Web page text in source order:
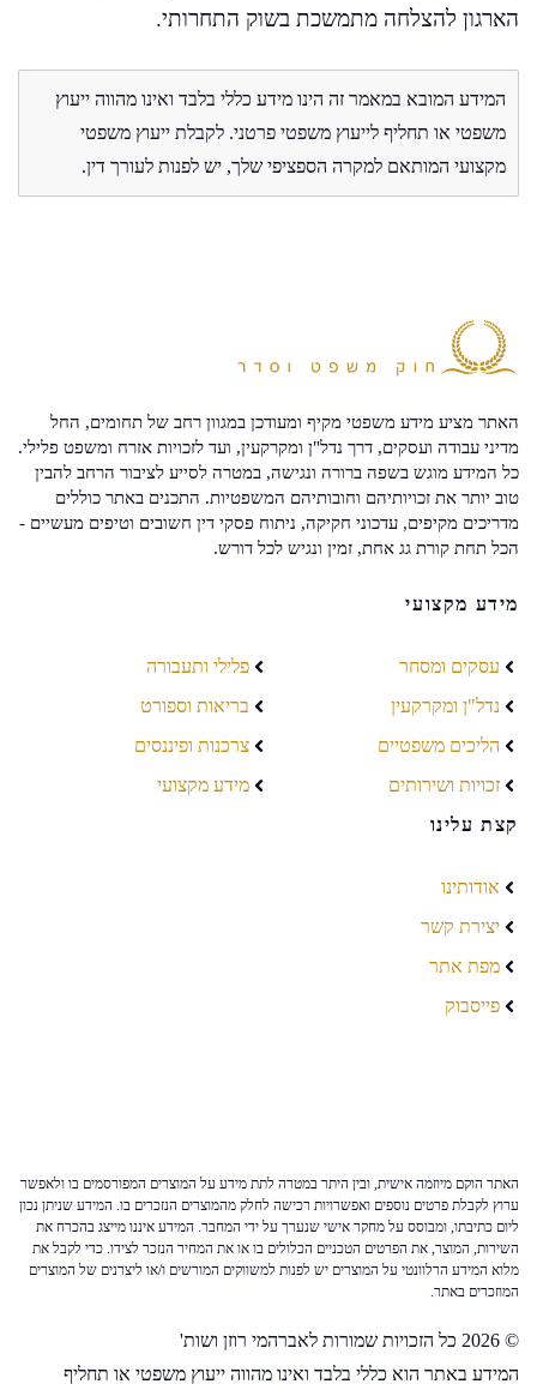
הארגון להצלחה מתמשכת בשוק התחרותי.
המידע המובא במאמר זה הינו מידע כללי בלבד ואינו מהווה ייעוץ
משפטי או תחליף לייעוץ משפטי פרטני. לקבלת ייעוץ משפטי
מקצועי המותאם למקרה הספציפי שלך, יש לפנות לעורך דין.
האתר מציע מידע משפטי מקיף ומעודכן במגוון רחב של תחומים, החל
מדיני עבודה ועסקים, דרך נדל"ן ומקרקעין, ועד לזכויות אזרח ומשפט פלילי.
כל המידע מוגש בשפה ברורה ונגישה, במטרה לסייע לציבור הרחב להבין
טוב יותר את זכויותיהם וחובותיהם המשפטיות. התכנים באתר כוללים
מדריכים מקיפים, עדכוני חקיקה, ניתוח פסקי דין חשובים וטיפים מעשיים -
הכל תחת קורת גג אחת, זמין ונגיש לכל דורש.
מידע מקצועי
עסקים ומסחר
נדל"ן ומקרקעין
הליכים משפטיים
זכויות ושירותים
פלילי ותעבורה
בריאות וספורט
צרכנות ופיננסים
מידע מקצועי
קצת עלינו
אודותינו
יצירת קשר
מפת אתר
פייסבוק
האתר הוקם מיוזמה אישית, ובין היתר במטרה לתת מידע על המוצרים המפורסמים בו ולאפשר
ערוץ לקבלת פרטים נוספים ואפשרויות רכישה לחלק מהמוצרים הנזכרים בו. המידע שניתן נכון
ליום כתיבתו, ומבוסס על מחקר אישי שנערך על ידי המחבר. המידע איננו מייצג בהכרח את
השירות, המוצר, את הפרטים הטכניים הכלולים בו או את המחיר הנזכר לצידו. כדי לקבל את
מלוא המידע הרלוונטי על המוצרים יש לפנות למשווקים המורשים ו/או ליצרנים של המוצרים
המוזכרים באתר.
© 2026 כל הזכויות שמורות לאברהמי רוזן ושות'
המידע באתר הוא כללי בלבד ואינו מהווה ייעוץ משפטי או תחליף